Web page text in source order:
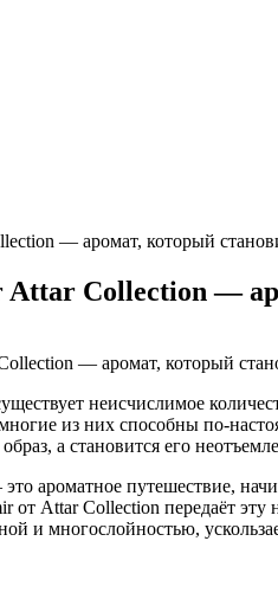
— аромат, который
Collection —
неисчислимое
из них способны по-
а становится его
ароматное путешествие,
от Attar Collection передаёт
и многослойностью,